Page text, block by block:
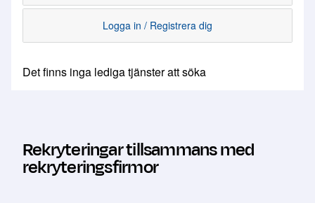
Rekryteringar tillsammans med
rekryteringsfirmor